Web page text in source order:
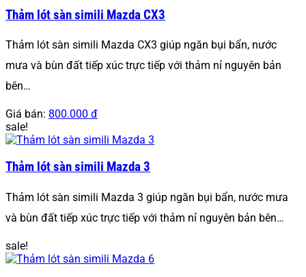
Thảm lót sàn simili Mazda CX3
Thảm lót sàn simili Mazda CX3 giúp ngăn bụi bẩn, nước
mưa và bùn đất tiếp xúc trực tiếp với thảm nỉ nguyên bản
bên…
Giá bán: 800.000 đ
sale!
Thảm lót sàn simili Mazda 3
Thảm lót sàn simili Mazda 3 giúp ngăn bụi bẩn, nước mưa
và bùn đất tiếp xúc trực tiếp với thảm nỉ nguyên bản bên…
sale!